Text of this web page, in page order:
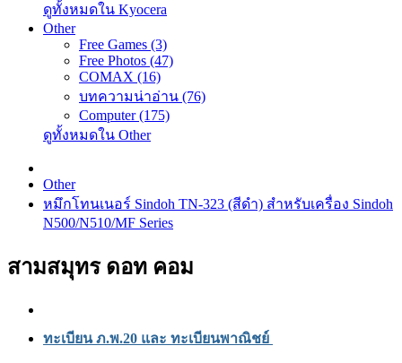
ดูทั้งหมดใน Kyocera
Other
Free Games (3)
Free Photos (47)
COMAX (16)
บทความน่าอ่าน (76)
Computer (175)
ดูทั้งหมดใน Other
Other
หมึกโทนเนอร์ Sindoh TN-323 (สีดำ) สำหรับเครื่อง Sindoh
N500/N510/MF Series
สามสมุทร ดอท คอม
ทะเบียน ภ.พ.20 และ ทะเบียนพาณิชย์